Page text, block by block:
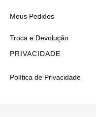
Meus Pedidos
Troca e Devolução
PRIVACIDADE
Política de Privacidade